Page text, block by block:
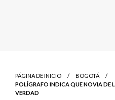
PÁGINA DE INICIO
BOGOTÁ
POLÍGRAFO INDICA QUE NOVIA DE
VERDAD